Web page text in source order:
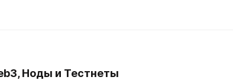
Ноды и Тестнеты